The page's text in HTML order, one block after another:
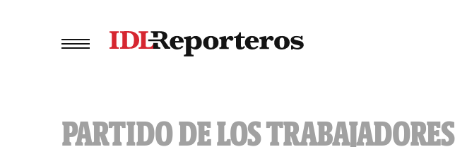
PARTIDO DE LOS TRABAJADORES